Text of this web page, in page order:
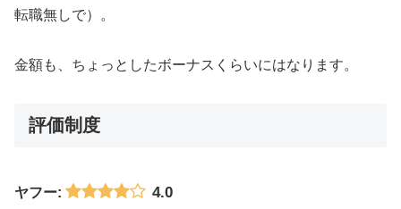
転職無しで）。
金額も、ちょっとしたボーナスくらいにはなります。
評価制度
ヤフー: 4.0